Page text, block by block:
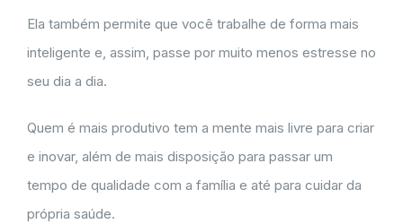
Ela também permite que você trabalhe de forma mais
inteligente e, assim, passe por muito menos estresse no
seu dia a dia.
Quem é mais produtivo tem a mente mais livre para criar
e inovar, além de mais disposição para passar um
tempo de qualidade com a família e até para cuidar da
própria saúde.